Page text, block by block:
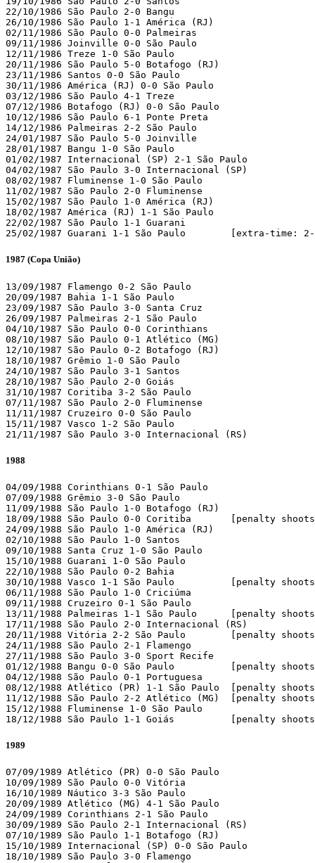
22/10/1986 São Paulo 2-0 Bangu
26/10/1986 São Paulo 1-1 América (RJ)
02/11/1986 São Paulo 0-0 Palmeiras
09/11/1986 Joinville 0-0 São Paulo
12/11/1986 Treze 1-0 São Paulo
20/11/1986 São Paulo 5-0 Botafogo (RJ)
23/11/1986 Santos 0-0 São Paulo
30/11/1986 América (RJ) 0-0 São Paulo
03/12/1986 São Paulo 4-1 Treze
07/12/1986 Botafogo (RJ) 0-0 São Paulo
10/12/1986 São Paulo 6-1 Ponte Preta
14/12/1986 Palmeiras 2-2 São Paulo
24/01/1987 São Paulo 5-0 Joinville
28/01/1987 Bangu 1-0 São Paulo
01/02/1987 Internacional (SP) 2-1 São Paulo
04/02/1987 São Paulo 3-0 Internacional (SP)
08/02/1987 Fluminense 1-0 São Paulo
11/02/1987 São Paulo 2-0 Fluminense
15/02/1987 São Paulo 1-0 América (RJ)
18/02/1987 América (RJ) 1-1 São Paulo
22/02/1987 São Paulo 1-1 Guarani
25/02/1987 Guarani 1-1 São Paulo        [extra-time:
1987 (Copa União)
13/09/1987 Flamengo 0-2 São Paulo
20/09/1987 Bahia 1-1 São Paulo
23/09/1987 São Paulo 3-0 Santa Cruz
26/09/1987 Palmeiras 2-1 São Paulo
04/10/1987 São Paulo 0-0 Corinthians
08/10/1987 São Paulo 0-1 Atlético (MG)
12/10/1987 São Paulo 0-2 Botafogo (RJ)
18/10/1987 Grêmio 1-0 São Paulo
24/10/1987 São Paulo 3-1 Santos
28/10/1987 São Paulo 2-0 Goiás
31/10/1987 Coritiba 3-2 São Paulo
07/11/1987 São Paulo 2-0 Fluminense
11/11/1987 Cruzeiro 0-0 São Paulo
15/11/1987 Vasco 1-2 São Paulo
21/11/1987 São Paulo 3-0 Internacional (RS)
1988
04/09/1988 Corinthians 0-1 São Paulo
07/09/1988 Grêmio 3-0 São Paulo
11/09/1988 São Paulo 1-0 Botafogo (RJ)
18/09/1988 São Paulo 0-0 Coritiba       [penalty
24/09/1988 São Paulo 1-0 América (RJ)
02/10/1988 São Paulo 1-0 Santos
09/10/1988 Santa Cruz 1-0 São Paulo
15/10/1988 Guarani 1-0 São Paulo
22/10/1988 São Paulo 0-2 Bahia
30/10/1988 Vasco 1-1 São Paulo          [penalty
06/11/1988 São Paulo 1-0 Criciúma
09/11/1988 Cruzeiro 0-1 São Paulo
13/11/1988 Palmeiras 1-1 São Paulo	[penalty shoots: 5-6]
17/11/1988 São Paulo 2-0 Internacional (RS)
20/11/1988 Vitória 2-2 São Paulo	[penalty shoots: 1-2]
24/11/1988 São Paulo 2-1 Flamengo
27/11/1988 São Paulo 3-0 Sport Recife
01/12/1988 Bangu 0-0 São Paulo          [penalty
04/12/1988 São Paulo 0-1 Portuguesa
08/12/1988 Atlético (PR) 1-1 São Paulo  [penalty
11/12/1988 São Paulo 2-2 Atlético (MG)	[penalty shoots: 2-4]
15/12/1988 Fluminense 1-0 São Paulo
18/12/1988 São Paulo 1-1 Goiás          [penalty
1989
07/09/1989 Atlético (PR) 0-0 São Paulo
10/09/1989 São Paulo 0-0 Vitória
16/10/1989 Náutico 3-3 São Paulo
20/09/1989 Atlético (MG) 4-1 São Paulo
24/09/1989 Corinthians 2-1 São Paulo
30/09/1989 São Paulo 2-1 Internacional (RS)
07/10/1989 São Paulo 1-1 Botafogo (RJ)
15/10/1989 Internacional (SP) 0-0 São Paulo
18/10/1989 São Paulo 3-0 Flamengo